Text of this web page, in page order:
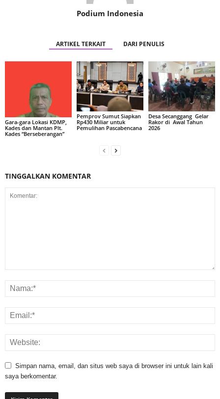
Podium Indonesia
ARTIKEL TERKAIT DARI PENULIS
Gara-gara Lokasi KDMP,
Kades dan Mantan Plt.
Kades “Berseberangan”
Pemprov Sumut Siapkan
Rp430 Miliar untuk
Pemulihan Pascabencana
Desa Secanggang Gelar
Rakor di Awal Tahun
2026
TINGGALKAN KOMENTAR
Simpan nama, email, dan situs web saya di browser ini untuk lain kali
saya berkomentar.